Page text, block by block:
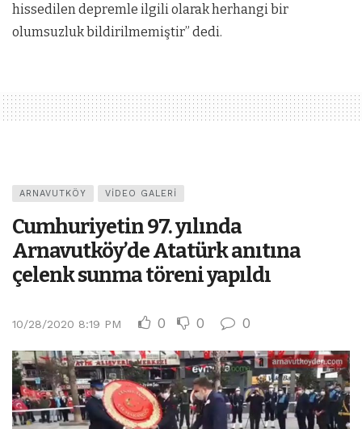
hissedilen depremle ilgili olarak herhangi bir
olumsuzluk bildirilmemiştir” dedi.
ARNAVUTKÖY VIDEO GALERI
Cumhuriyetin 97. yılında
Arnavutköy’de Atatürk anıtına
çelenk sunma töreni yapıldı
10/28/2020 8:19 PM 0 0 0